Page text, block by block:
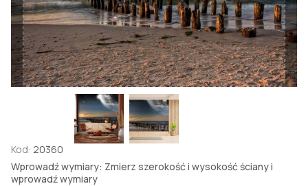
Kod: 20360
Wprowadź wymiary: Zmierz szerokość i wysokość ściany i
wprowadź wymiary